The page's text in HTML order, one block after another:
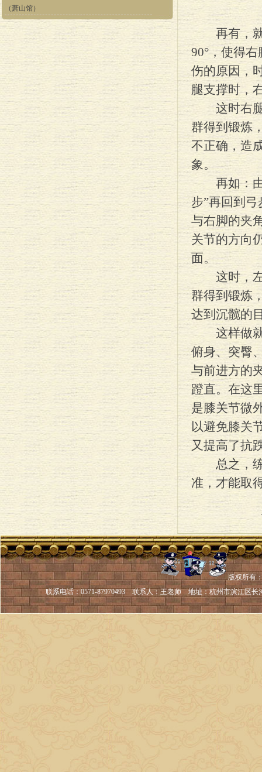
（萧山馆）
再有，就
90°，使得
伤的原因，
腿支撑时，
这时右腿的
群得到锻炼
不正确，造
象。
再如：由“
步”再回到
与右脚的夹
关节的方向
面。
这时，左
群得到锻炼
达到沉髋的
这样做就
俯身、突臀
与前进方的
蹬直。在这
是膝关节微
以避免膝关
又提高了抗
总之，练
准，才能取
版权所有
联系电话：0571-87970493 联系人：王老师 地址：杭州市滨江区长